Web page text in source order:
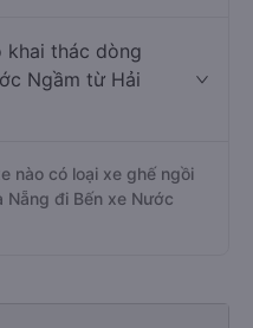
khai thác dòng
Ngầm từ Hải
nào có loại xe ghế ngồi
Nẵng đi Bến xe Nước